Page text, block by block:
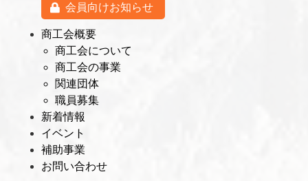
会員向けお知らせ
商工会概要
商工会について
商工会の事業
関連団体
職員募集
新着情報
イベント
補助事業
お問い合わせ